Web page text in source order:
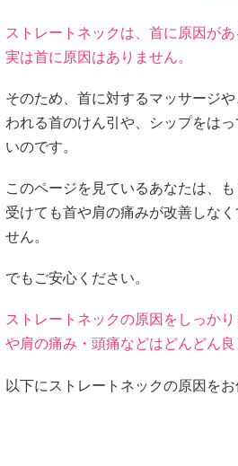
ストレートネックは、首に原因があ
実は首に原因はありません。
そのため、首に対するマッサージ
われる首のけん引や、シップをは
いのです。
このページを見ているあなたは、
受けても首や肩の痛みが改善しな
せん。
でもご安心ください。
ストレートネックの原因をしっか
や肩の痛み・頭痛などはどんどん良
以下にストレートネックの原因をお